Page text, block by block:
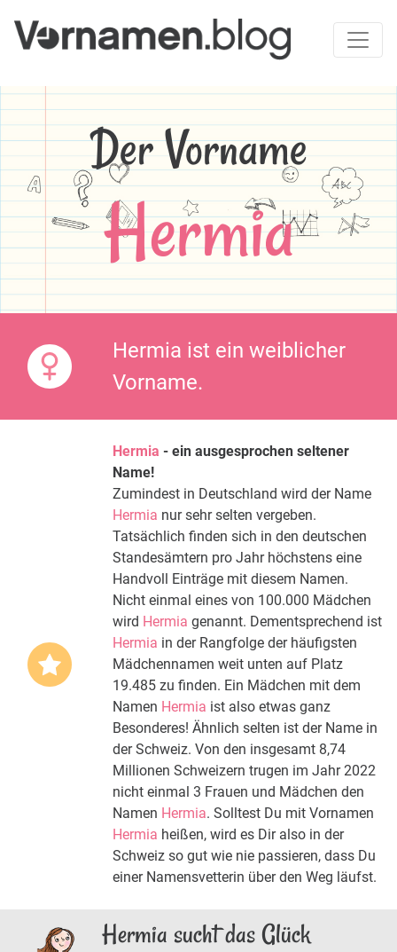
Der Vorname
Hermia
Hermia ist ein weiblicher
Vorname.
Hermia - ein ausgesprochen seltener
Name!
Zumindest in Deutschland wird der Name
Hermia nur sehr selten vergeben.
Tatsächlich finden sich in den deutschen
Standesämtern pro Jahr höchstens eine
Handvoll Einträge mit diesem Namen.
Nicht einmal eines von 100.000 Mädchen
wird Hermia genannt. Dementsprechend ist
Hermia in der Rangfolge der häufigsten
Mädchennamen weit unten auf Platz
19.485 zu finden. Ein Mädchen mit dem
Namen Hermia ist also etwas ganz
Besonderes! Ähnlich selten ist der Name in
der Schweiz. Von den insgesamt 8,74
Millionen Schweizern trugen im Jahr 2022
nicht einmal 3 Frauen und Mädchen den
Namen Hermia. Solltest Du mit Vornamen
Hermia heißen, wird es Dir also in der
Schweiz so gut wie nie passieren, dass Du
einer Namensvetterin über den Weg läufst.
Hermia sucht das Glück